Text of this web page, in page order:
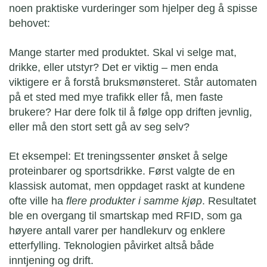
noen praktiske vurderinger som hjelper deg å spisse
behovet:
Mange starter med produktet. Skal vi selge mat,
drikke, eller utstyr? Det er viktig – men enda
viktigere er å forstå bruksmønsteret. Står automaten
på et sted med mye trafikk eller få, men faste
brukere? Har dere folk til å følge opp driften jevnlig,
eller må den stort sett gå av seg selv?
Et eksempel: Et treningssenter ønsket å selge
proteinbarer og sportsdrikke. Først valgte de en
klassisk automat, men oppdaget raskt at kundene
ofte ville ha flere produkter i samme kjøp. Resultatet
ble en overgang til smartskap med RFID, som ga
høyere antall varer per handlekurv og enklere
etterfylling. Teknologien påvirket altså både
inntjening og drift.